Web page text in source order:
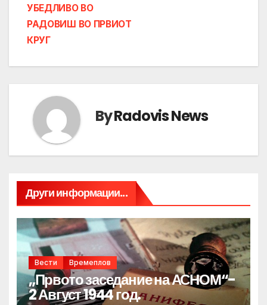
УБЕДЛИВО ВО
РАДОВИШ ВО ПРВИОТ
КРУГ
ByRadovis News
Други информации...
Вести Времеплов
„Првото заседание на АСНОМ“-
2 Август 1944 год.